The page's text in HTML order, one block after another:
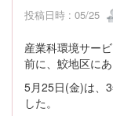
投稿日時 : 05/25
産業科環境サー
前に、鮫地区に
5月25日(金)は、
した。